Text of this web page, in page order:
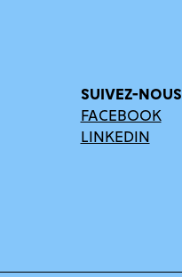
SUIVEZ-NOUS
FACEBOOK
LINKEDIN